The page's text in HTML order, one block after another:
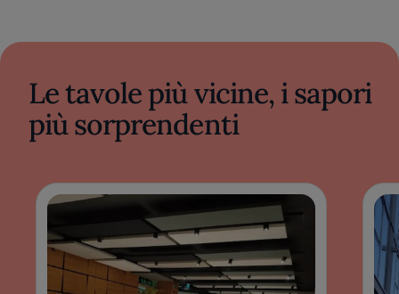
Le tavole più vicine, i sapori
più sorprendenti